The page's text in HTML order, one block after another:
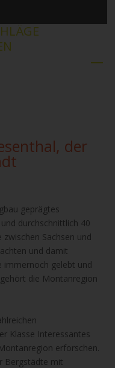
der
geprägtes
durchschnittlich 40
Sachsen und
und damit
immernoch gelebt und
die Montanregion
Klasse Interessantes
erforschen.
Bergstädte mit